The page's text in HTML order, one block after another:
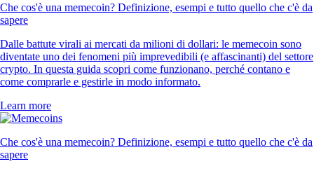
Che cos'è una memecoin? Definizione, esempi e tutto quello che c'è da
sapere
Dalle battute virali ai mercati da milioni di dollari: le memecoin sono
diventate uno dei fenomeni più imprevedibili (e affascinanti) del settore
crypto. In questa guida scopri come funzionano, perché contano e
come comprarle e gestirle in modo informato.
Learn more
Che cos'è una memecoin? Definizione, esempi e tutto quello che c'è da
sapere